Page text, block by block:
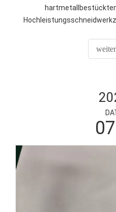
Folien eingesetzt. Mit
Wahl unter vielen
07